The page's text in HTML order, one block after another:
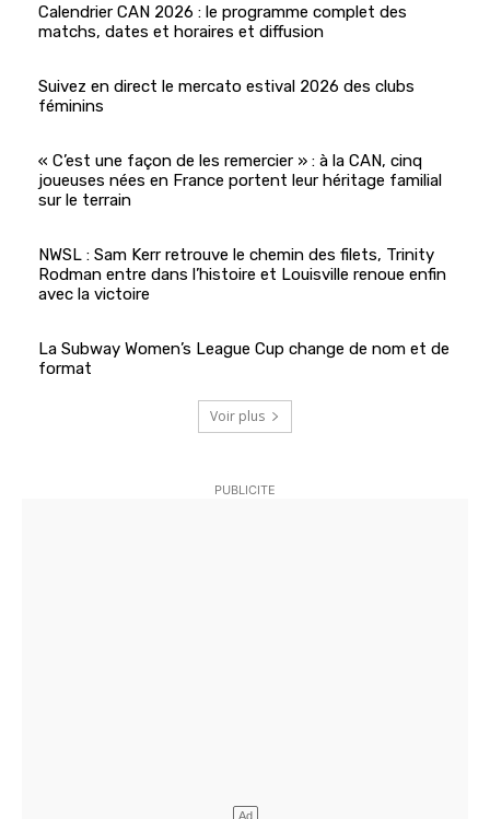
Calendrier CAN 2026 : le programme complet des
matchs, dates et horaires et diffusion
Suivez en direct le mercato estival 2026 des clubs
féminins
« C’est une façon de les remercier » : à la CAN, cinq
joueuses nées en France portent leur héritage familial
sur le terrain
NWSL : Sam Kerr retrouve le chemin des filets, Trinity
Rodman entre dans l’histoire et Louisville renoue enfin
avec la victoire
La Subway Women’s League Cup change de nom et de
format
Voir plus